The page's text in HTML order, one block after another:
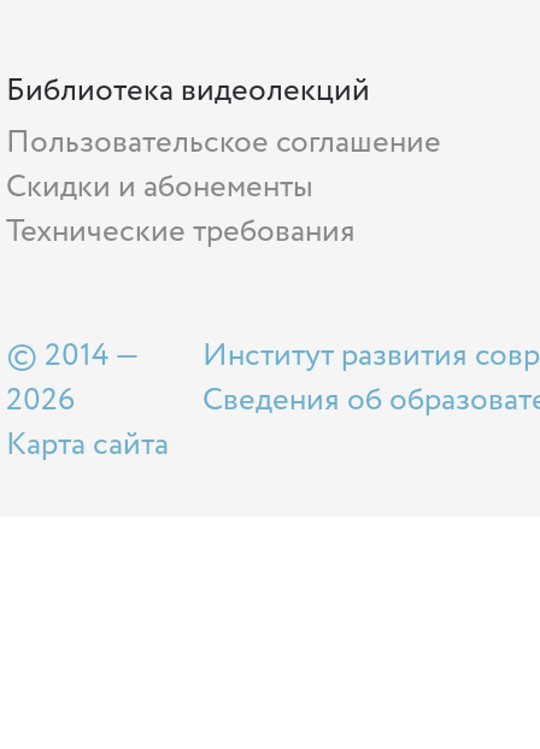
Библиотека видеолекций
Пользовательское соглашение
Скидки и абонементы
Технические требования
© 2014 —
2026
Карта сайта
Институт развития
Сведения об